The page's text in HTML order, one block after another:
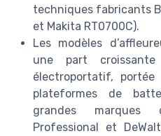
techniques fabricants
et Makita RT0700C).
Les modèles
une part croissante
électroportatif,
plateformes de
grandes marques
Professional et